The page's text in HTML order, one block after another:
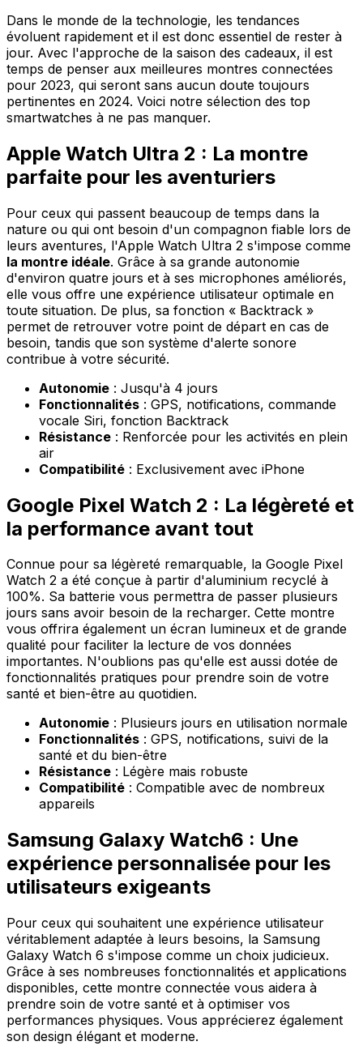
Dans le monde de la technologie, les tendances
évoluent rapidement et il est donc essentiel de rester à
jour. Avec l'approche de la saison des cadeaux, il est
temps de penser aux meilleures montres connectées
pour 2023, qui seront sans aucun doute toujours
pertinentes en 2024. Voici notre sélection des top
smartwatches à ne pas manquer.
Apple Watch Ultra 2 : La montre
parfaite pour les aventuriers
Pour ceux qui passent beaucoup de temps dans la
nature ou qui ont besoin d'un compagnon fiable lors de
leurs aventures, l'Apple Watch Ultra 2 s'impose comme
la montre idéale. Grâce à sa grande autonomie
d'environ quatre jours et à ses microphones améliorés,
elle vous offre une expérience utilisateur optimale en
toute situation. De plus, sa fonction « Backtrack »
permet de retrouver votre point de départ en cas de
besoin, tandis que son système d'alerte sonore
contribue à votre sécurité.
Autonomie : Jusqu'à 4 jours
Fonctionnalités : GPS, notifications, commande
vocale Siri, fonction Backtrack
Résistance : Renforcée pour les activités en plein
air
Compatibilité : Exclusivement avec iPhone
Google Pixel Watch 2 : La légèreté et
la performance avant tout
Connue pour sa légèreté remarquable, la Google Pixel
Watch 2 a été conçue à partir d'aluminium recyclé à
100%. Sa batterie vous permettra de passer plusieurs
jours sans avoir besoin de la recharger. Cette montre
vous offrira également un écran lumineux et de grande
qualité pour faciliter la lecture de vos données
importantes. N'oublions pas qu'elle est aussi dotée de
fonctionnalités pratiques pour prendre soin de votre
santé et bien-être au quotidien.
Autonomie : Plusieurs jours en utilisation normale
Fonctionnalités : GPS, notifications, suivi de la
santé et du bien-être
Résistance : Légère mais robuste
Compatibilité : Compatible avec de nombreux
appareils
Samsung Galaxy Watch6 : Une
expérience personnalisée pour les
utilisateurs exigeants
Pour ceux qui souhaitent une expérience utilisateur
véritablement adaptée à leurs besoins, la Samsung
Galaxy Watch 6 s'impose comme un choix judicieux.
Grâce à ses nombreuses fonctionnalités et applications
disponibles, cette montre connectée vous aidera à
prendre soin de votre santé et à optimiser vos
performances physiques. Vous apprécierez également
son design élégant et moderne.